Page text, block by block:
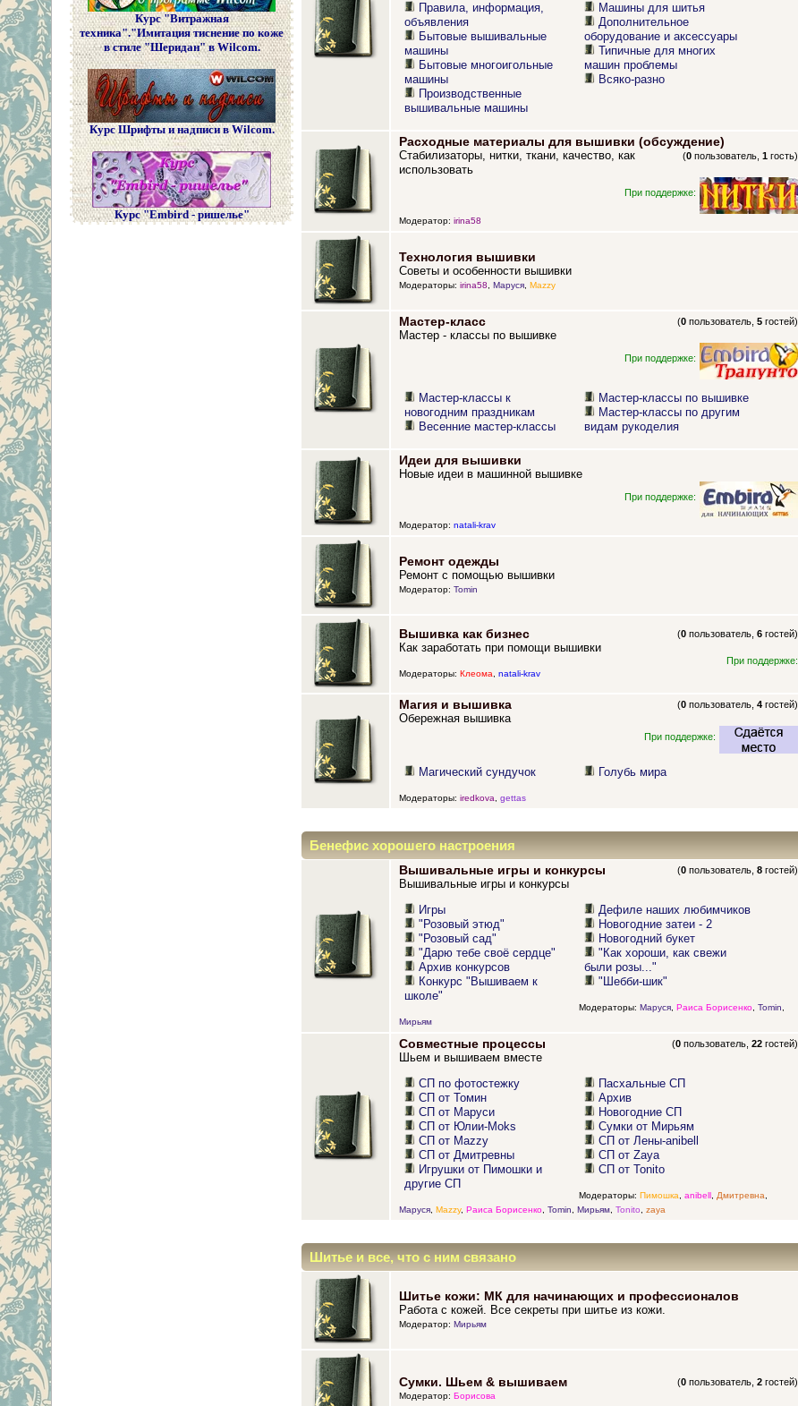
Курс "Витражная
техника"."Имитация тиснение по коже
в стиле "Шеридан" в Wilcom.
Курс Шрифты и надписи в Wilcom.
Курс "Embird - ришелье"
Правила, информация,
объявления
Бытовые вышивальные
машины
Бытовые многоигольные
машины
Производственные
вышивальные машины
Машины для шитья
Дополнительное
оборудование и аксессуары
Типичные для многих
машин проблемы
Всяко-разно
Расходные материалы для вышивки (обсуждение)
(0 пользователь,1 гость)
Стабилизаторы, нитки, ткани, качество, как
использовать
При поддержке:
Модератор: irina58
Технология вышивки
Советы и особенности вышивки
Модераторы: irina58, Маруся, Mazzy
Мастер-класс (0 пользователь,5 гостей)
Мастер - классы по вышивке
При поддержке:
Мастер-классы к
новогодним праздникам
Весенние мастер-классы
Мастер-классы по вышивке
Мастер-классы по другим
видам рукоделия
Идеи для вышивки
Новые идеи в машинной вышивке
При поддержке:
Модератор: natali-krav
Ремонт одежды
Ремонт с помощью вышивки
Модератор: Tomin
Вышивка как бизнес (0 пользователь,6 гостей)
Как заработать при помощи вышивки
При поддержке:
Модераторы: Клеома, natali-krav
Магия и вышивка (0 пользователь,4 гостей)
Обережная вышивка
При поддержке:
Магический сундучок Голубь мира
Модераторы: iredkova gettas
Бенефис хорошего настроения
Вышивальные игры и конкурсы (0 пользователь,8 гостей)
Вышивальные игры и конкурсы
Игры
"Розовый этюд"
"Розовый сад"
"Дарю тебе своё сердце"
Архив конкурсов
Конкурс "Вышиваем к
школе"
Дефиле наших любимчиков
Новогодние затеи - 2
Новогодний букет
"Как хороши, как свежи
были розы..."
"Шебби-шик"
Модераторы: Маруся, Раиса Борисенко, Tomin
Мирьям
Совместные процессы (0 пользователь,22 гостей)
Шьем и вышиваем вместе
СП по фотостежку
СП от Томин
СП от Маруси
СП от Юлии-Moks
СП от Mazzy
СП от Дмитревны
Игрушки от Пимошки и
другие СП
Пасхальные СП
Архив
Новогодние СП
Сумки от Мирьям
СП от Лены-anibell
СП от Zaya
СП от Tonito
Модераторы: Пимошка anibell, Дмитревна
Маруся, Mazzy, Раиса Борисенко, Tomin Мирьям, Tonito zaya
Шитье и все, что с ним связано
Шитье кожи: МК для начинающих и профессионалов
Работа с кожей. Все секреты при шитье из кожи.
Модератор: Мирьям
Сумки. Шьем & вышиваем (0 пользователь,2 гостей)
Модератор: Борисова